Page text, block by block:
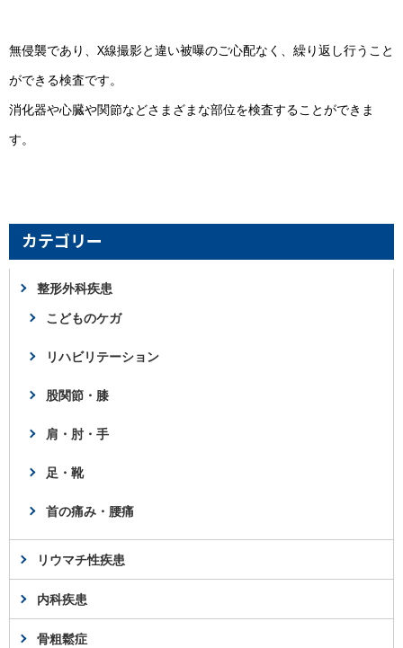
無侵襲であり、X線撮影と違い被曝のご心配なく、繰り返し行うこと
ができる検査です。
消化器や心臓や関節などさまざまな部位を検査することができま
す。
カテゴリー
整形外科疾患
こどものケガ
リハビリテーション
股関節・膝
肩・肘・手
足・靴
首の痛み・腰痛
リウマチ性疾患
内科疾患
骨粗鬆症